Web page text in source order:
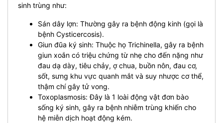
sinh trùng như:
Sán dây lợn: Thường gây ra bệnh động kinh (gọi là
bệnh Cysticercosis).
Giun đũa ký sinh: Thuộc họ Trichinella, gây ra bệnh
giun xoắn có triệu chứng từ nhẹ cho đến nặng như
đau dạ dày, tiêu chảy, ợ chua, buồn nôn, đau cơ,
sốt, sưng khu vực quanh mắt và suy nhược cơ thể,
thậm chí gây tử vong.
Toxoplasmosis: Đây là 1 loài động vật đơn bào
sống ký sinh, gây ra bệnh nhiễm trùng khiến cho
hệ miễn dịch hoạt động kém.